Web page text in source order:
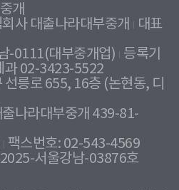
개
사 대출나라대부중개
대표
-0111(대부중개업) 등록기
과 02-3423-5522
릉로 655, 16층 (논현동, 디
나라대부중개 439-81-
팩스번호: 02-543-4569
서울강남-03876호